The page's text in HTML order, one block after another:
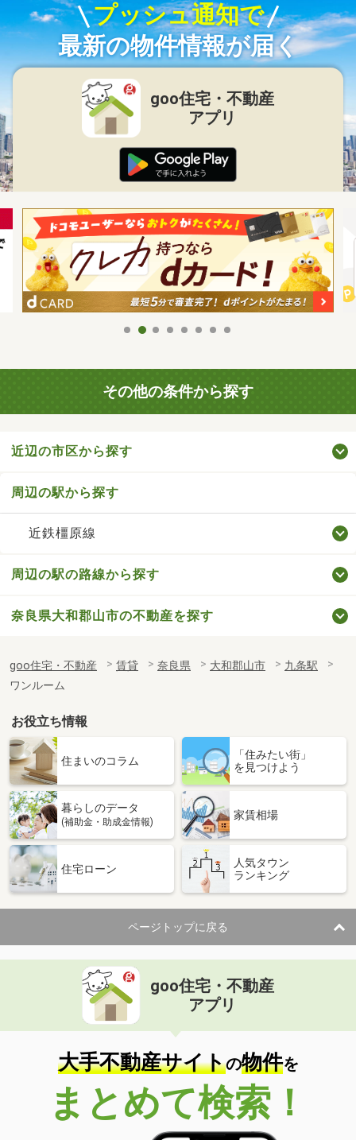
プッシュ通知で
最新の物件情報が届く
goo住宅・不動産
アプリ
その他の条件から探す
近辺の市区から探す
周辺の駅から探す
近鉄橿原線
周辺の駅の路線から探す
奈良県大和郡山市の不動産を探す
goo住宅・不動産 賃貸 奈良県 大和郡山市
九条駅
ワンルーム
お役立ち情報
住まいのコラム
「住みたい街」
を見つけよう
暮らしのデータ
(補助金・助成金情報)
家賃相場
住宅ローン
人気タウン
ランキング
ページトップに戻る
goo住宅・不動産
アプリ
大手不動産サイトの物件を
まとめて検索！